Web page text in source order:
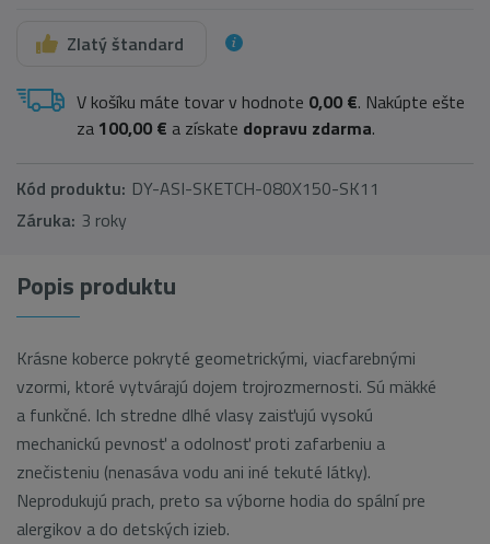
Zlatý štandard
V košíku máte tovar v hodnote 0,00 €. Nakúpte ešte
za 100,00 € a získate dopravu zdarma.
Kód produktu: DY-ASI-SKETCH-080X150-SK11
Záruka: 3 roky
Popis produktu
Krásne koberce pokryté geometrickými, viacfarebnými
vzormi, ktoré vytvárajú dojem trojrozmernosti. Sú mäkké
a funkčné. Ich stredne dlhé vlasy zaisťujú vysokú
mechanickú pevnosť a odolnosť proti zafarbeniu a
znečisteniu (nenasáva vodu ani iné tekuté látky).
Neprodukujú prach, preto sa výborne hodia do spální pre
alergikov a do detských izieb.